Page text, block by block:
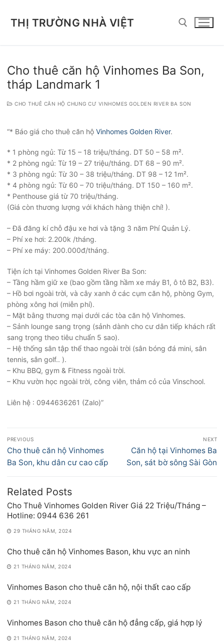
THỊ TRƯỜNG NHÀ VIỆT
Cho thuê căn hộ Vinhomes Ba Son,
tháp Landmark 1
CHO THUÊ CĂN HỘ CHUNG CƯ VINHOMES GOLDEN RIVER BA SON
“* Báo giá cho thuê căn hộ Vinhomes Golden River.
* 1 phòng ngủ: Từ 15 – 18 triệu/tháng. DT 50 – 58 m².
* 2 phòng ngủ: Từ 19 – 27 triệu/tháng. DT 68 – 90 m².
* 3 phòng ngủ: Từ 30 – 38 triệu/tháng. DT 98 – 12 1m².
* 4 phòng ngủ: Từ 60 – 70 triệu/tháng. DT 150 – 160 m².
* Penthouse giá từ 70 triệu/tháng.
(Giá còn thương lượng với khách hàng thiện chí! ).
– Đã đăng kí chỗ đậu xe hơi và tặng 3 năm Phí Quản Lý.
– Phí xe hơi: 2.200k /tháng.
– Phí xe máy: 200.000đ/tháng.
Tiện ích tại Vinhomes Golden River Ba Son:
– Tầng hầm giữ xe (bao gồm tầng hầm xe máy B1, ô tô B2, B3).
– Hồ bơi ngoài trời, và cây xanh ở các cụm căn hộ, phòng Gym,
phòng xông hơi (miễn phí).
– Mặt bằng thương mại dưới các tòa căn hộ Vinhomes.
– Sảnh lounge sang trọng (sảnh dành cho cư dân tiếp khách rất
sang trọng theo tiêu chuẩn 5 sao).
– Hệ thống sân tập thể thao ngoài trời (sân bóng đá mini, sân
tennis, sân golf.. ).
– Khu BBQ, gym & Fitness ngoài trời.
– Khu vườn học ngoài trời, công viên, thảm cỏ của Vinschool.
Liên hệ : 0944636261 (Zalo)”
Điều
hướng
bài
PREVIOUS
Previous
post:
Cho thuê căn hộ Vinhomes
Ba Son, khu dân cư cao cấp
NEXT
Next
post:
Căn hộ tại Vinhomes Ba
Son, sát bờ sông Sài Gòn
Related Posts
Cho Thuê Vinhomes Golden River Giá 22 Triệu/Tháng –
Hotline: 0944 636 261
29 THÁNG NĂM, 2024
Cho thuê căn hộ Vinhomes Bason, khu vực an ninh
21 THÁNG NĂM, 2024
Vinhomes Bason cho thuê căn hộ, nội thất cao cấp
21 THÁNG NĂM, 2024
Vinhomes Bason cho thuê căn hộ đẳng cấp, giá hợp lý
21 THÁNG NĂM, 2024